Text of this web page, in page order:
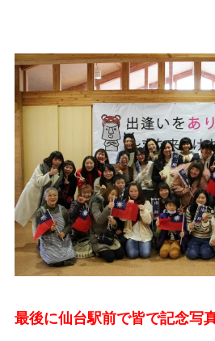
最後に仙台駅前で皆で記念写